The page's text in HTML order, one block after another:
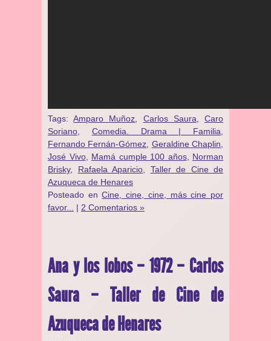
Tags:Amparo Muñoz Carlos Saura ,Caro
Soriano
Comedia. Drama | Familia
Fernando Fernán-Gómez Geraldine Chaplin
José Vivo, Mamá cumple 100 años, Norman
Brisky, Rafaela Aparicio
Taller de Cine de
Azuqueca de Henares
Posteado enCine, cine, cine, más cine por
favor...
| 2 Comentarios »
Ana y los lobos – 1972 – Carlos
Saura – Taller de Cine de
Azuqueca de Henares